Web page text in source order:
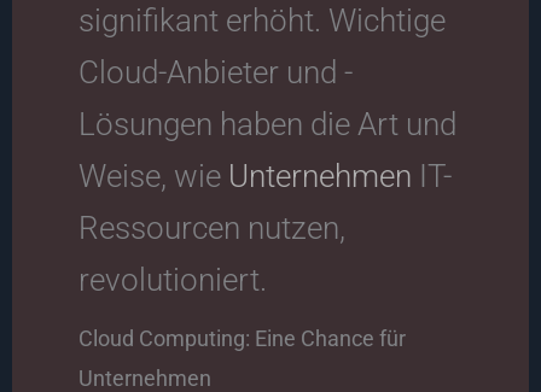
signifikant erhöht. Wichtige
Cloud-Anbieter und -
Lösungen haben die Art und
Weise, wie Unternehmen IT-
Ressourcen nutzen,
revolutioniert.
Cloud Computing: Eine Chance für
Unternehmen